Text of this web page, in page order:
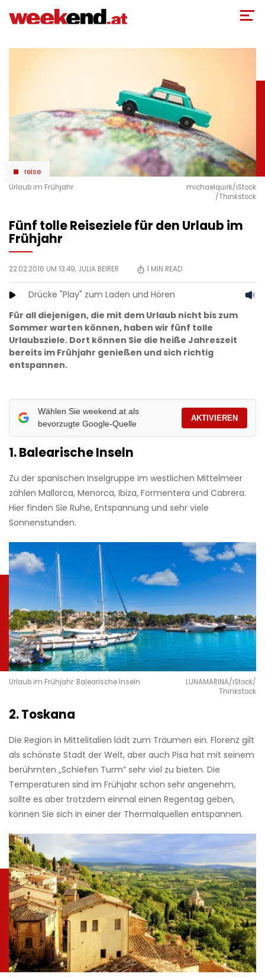
zum
reise
Urlaub im Frühjahr
michaelquirk/iStock
/Thinkstock
Fünf tolle Reiseziele für den Urlaub im
Frühjahr
22.02.2016 UM 13:49, JULIA BEIRER 1 MIN READ
Drücke "Play" zum Laden und Hören
Für all diejenigen, die mit dem Urlaub nicht bis zum
Sommer warten können, haben wir fünf tolle
Urlaubsziele. Dort können Sie die heiße Jahreszeit
bereits im Frühjahr genießen und sich richtig
entspannen.
Wählen Sie weekend.at als
bevorzugte Google-Quelle
AKTIVIEREN
1. Balearische Inseln
Zu der spanischen Inselgruppe im westlichen Mittelmeer
zählen Mallorca, Menorca, Ibiza, Formentera und Cabrera.
Hier finden Sie Ruhe, Entspannung und sehr viele
Sonnenstunden.
Urlaub im Frühjahr: Balearische Inseln
LUNAMARINA/iStock/
Thinkstock
2. Toskana
Die Region in Mittelitalien lädt zum Träumen ein. Florenz gilt
als schönste Stadt der Welt, aber auch Pisa hat mit seinem
berühmten „Schiefen Turm” sehr viel zu bieten. Die
Temperaturen sind im Frühjahr schon sehr angenehm,
sollte es aber trotzdem einmal einen Regentag geben,
können Sie sich in einer der Thermalquellen entspannen.